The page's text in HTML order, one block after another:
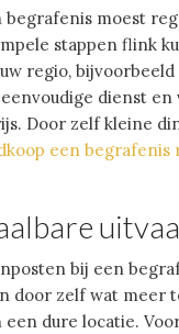
moest
stappen flink
regio,
dienst
Door zelf kleine
een begrafenis
bij een
door zelf wat
een dure locatie.